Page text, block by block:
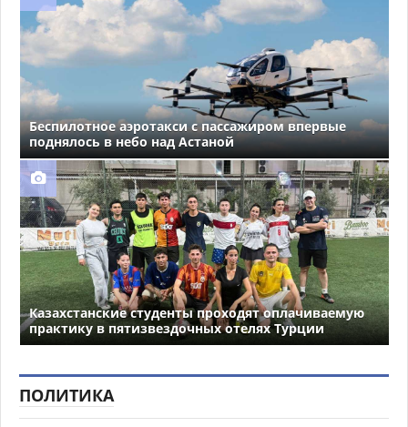
Беспилотное аэротакси с пассажиром впервые
поднялось в небо над Астаной
Казахстанские студенты проходят оплачиваемую
практику в пятизвездочных отелях Турции
ПОЛИТИКА